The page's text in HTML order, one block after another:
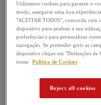
Música
Futebol
Mundo da Cerveja
Utilizamos cookies para garantir o
modo, assegurar uma boa
"ACEITAR TODOS", concorda com
dispositivo para analisar a sua
preferências e para personalizar
navegação. Se pretender gerir as
dispositivo clique em "Definições de
nossa
Política de Cookies
Reject all cookies